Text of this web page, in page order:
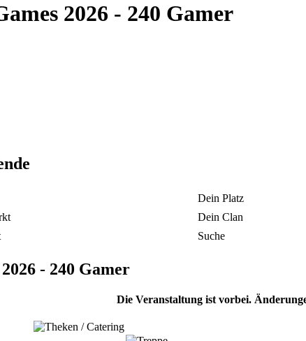
2026 - 240 Gamer
Dein Platz
Dein Clan
Suche
- 240 Gamer
Die Veranstaltung ist vorbei.